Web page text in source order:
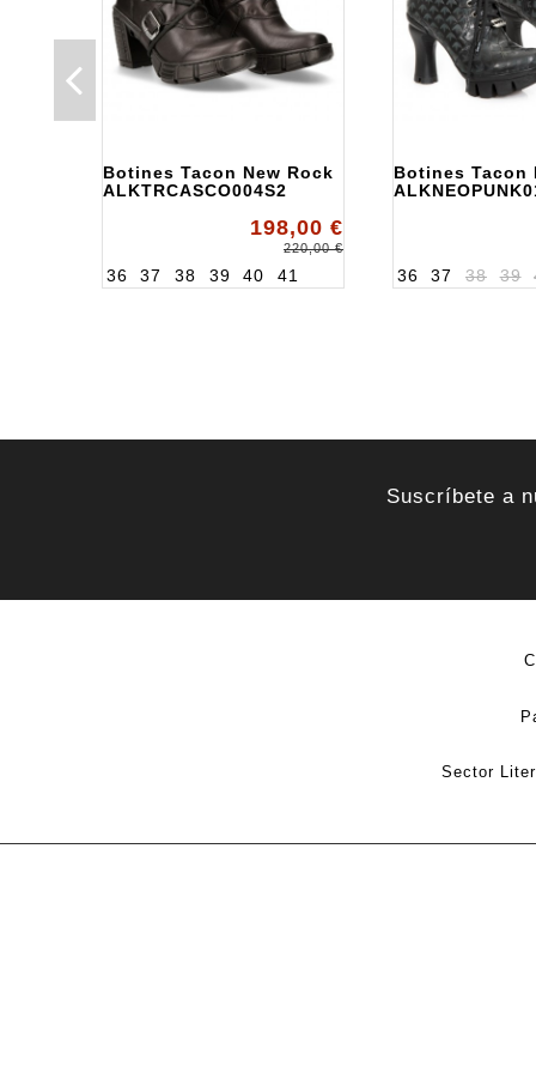
Botines Tacon New Rock
ALKTRCASCO004S2
198,00 €
220,00 €
36 37 38 39 40 41
Botines Tacon
36 37 38 39
Suscríbete a
Sector